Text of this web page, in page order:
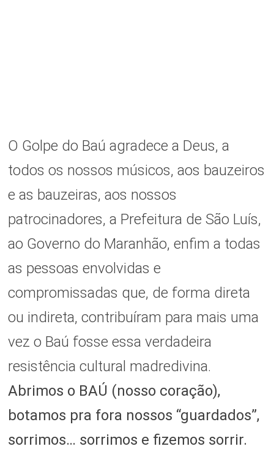
O Golpe do Baú agradece a Deus, a
todos os nossos músicos, aos bauzeiros
e as bauzeiras, aos nossos
patrocinadores, a Prefeitura de São Luís,
ao Governo do Maranhão, enfim a todas
as pessoas envolvidas e
compromissadas que, de forma direta
ou indireta, contribuíram para mais uma
vez o Baú fosse essa verdadeira
resistência cultural madredivina.
Abrimos o BAÚ (nosso coração),
botamos pra fora nossos “guardados”,
sorrimos… sorrimos e fizemos sorrir.